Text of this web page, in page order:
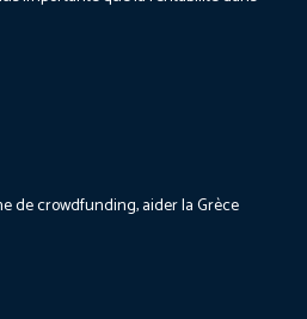
de crowdfunding, aider la Grèce